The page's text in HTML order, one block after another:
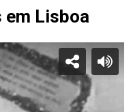
em Lisboa